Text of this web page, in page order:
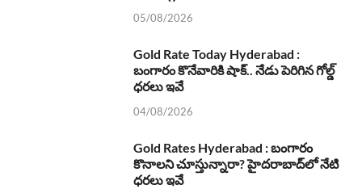
05/08/2026
Gold Rate Today Hyderabad :
బంగారం కొనేవారికి షాక్.. నేడు పెరిగిన గోల్డ్
ధరలు ఇవే
04/08/2026
Gold Rates Hyderabad : బంగారం
కొనాలని చూస్తున్నారా? హైదరాబాద్‌లో నేటి
ధరలు ఇవే